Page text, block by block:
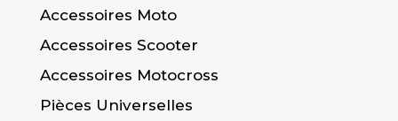
Accessoires Moto
Accessoires Scooter
Accessoires Motocross
Pièces Universelles